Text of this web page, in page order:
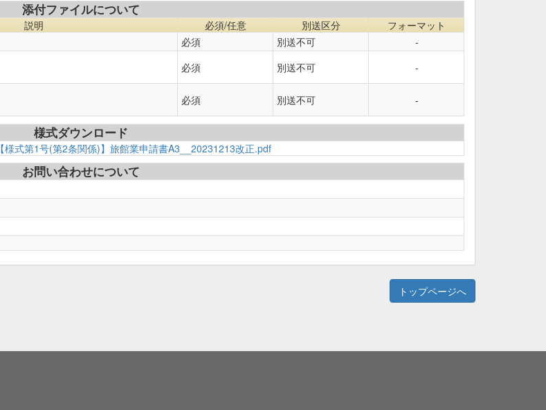
添付ファイルについて
説明 必須/任意 別送区分
フォーマット
必須 別送不可
-
必須 別送不可
-
必須 別送不可 -
様式ダウンロード
【様式第1号(第2条関係)】旅館業申請書A3__20231213改正.pdf
お問い合わせについて
トップページへ